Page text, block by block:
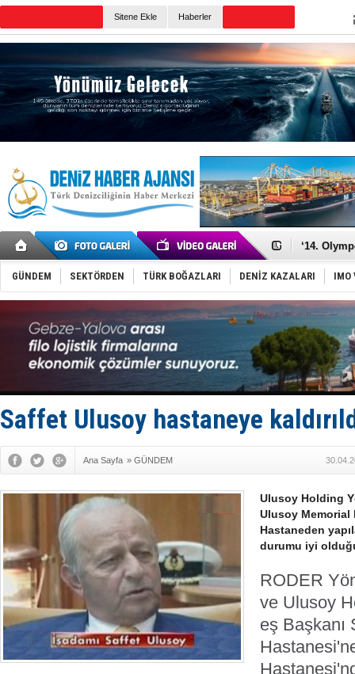
Sitene Ekle Haberler
Denizcilik
‘14.
Taksi
TÜRKLİM
SOCAR da
D-Marin,
Van’da
TAYK -
GÜNDEM SEKTÖRDEN TÜRK BOĞAZLARI DENİZ KAZALARI IMO
Saffet Ulusoy hastaneye
Ana Sayfa » GÜNDEM
Ulusoy Holding
Ulusoy Memorial
Hastaneden
durumu iyi
RODER
ve Ulusoy
eş Başkanı